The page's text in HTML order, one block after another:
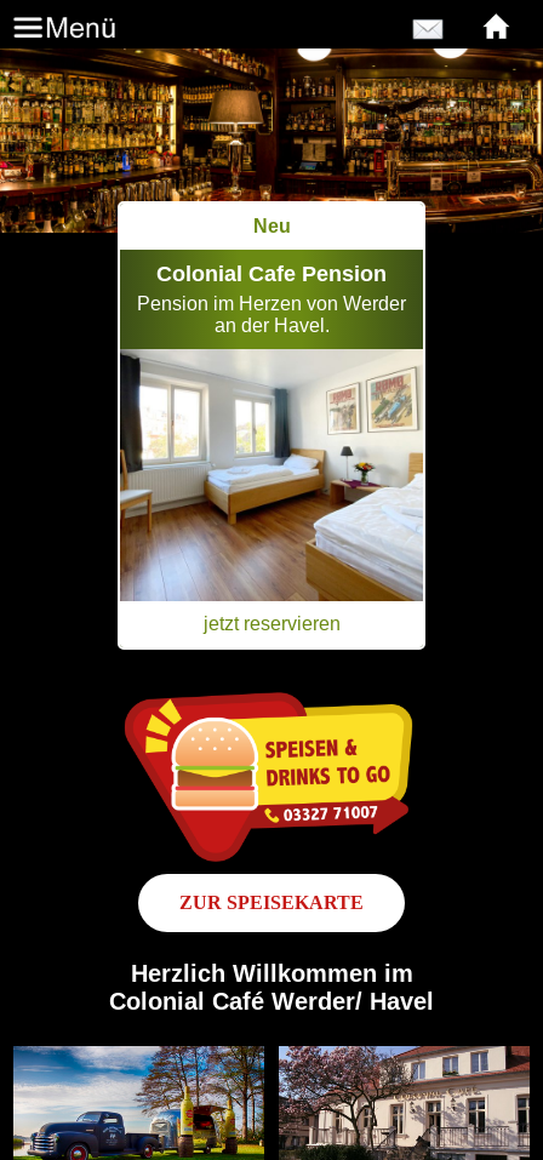
Neu
Colonial Cafe Pension
Pension im Herzen von Werder
an der Havel.
jetzt reservieren
ZUR SPEISEKARTE
Herzlich Willkommen im
Colonial Café Werder/ Havel